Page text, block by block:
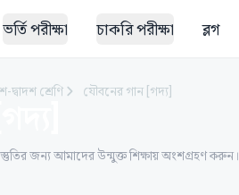
ভর্তি পরীক্ষা চাকরি পরীক্ষা ব্লগ
দ্বাদশ শ্রেণি যৌবনের গান [গদ্য]
জন্য আমাদের উন্মুক্ত শিক্ষায় অংশগ্রহণ করুন।